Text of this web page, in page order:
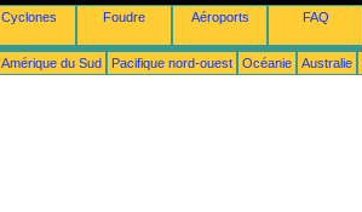
Cyclones Foudre Aéroports FAQ
Amérique du Sud Pacifique nord-ouest Océanie Australie